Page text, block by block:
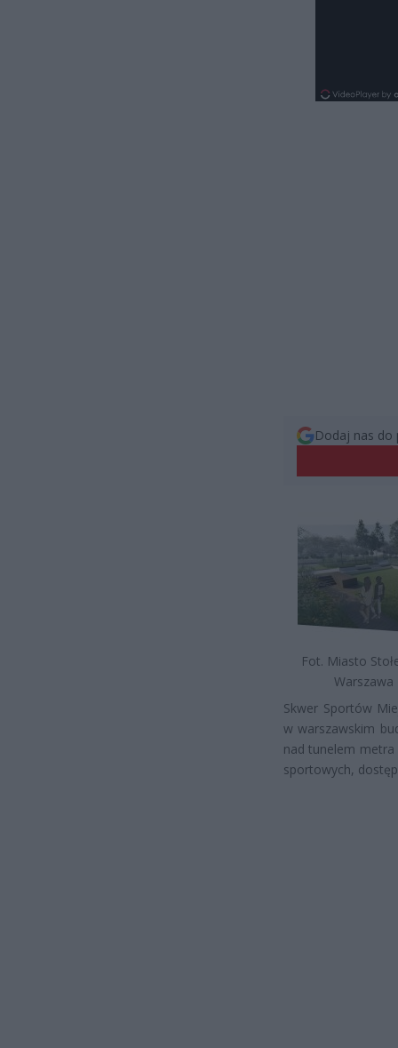
Dodaj nas do
Fot. Miasto
Warszawa
Skwer Sportów
w warszawskim
nad tunelem
sportowych,